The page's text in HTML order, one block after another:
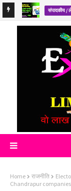
संपादकीय /
61,780 अमीरों ने
Home राजनीति
Chandrapur companies :